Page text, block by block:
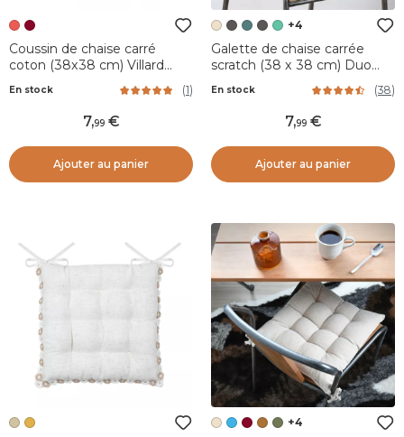
Coussin de chaise carré
coton (38x38 cm) Villard
En stock (1)
7,99
Ajouter au panier
+4
Galette de chaise carrée
scratch (38 x 38 cm) Duo
En stock (38)
7,99
Ajouter au panier
+4